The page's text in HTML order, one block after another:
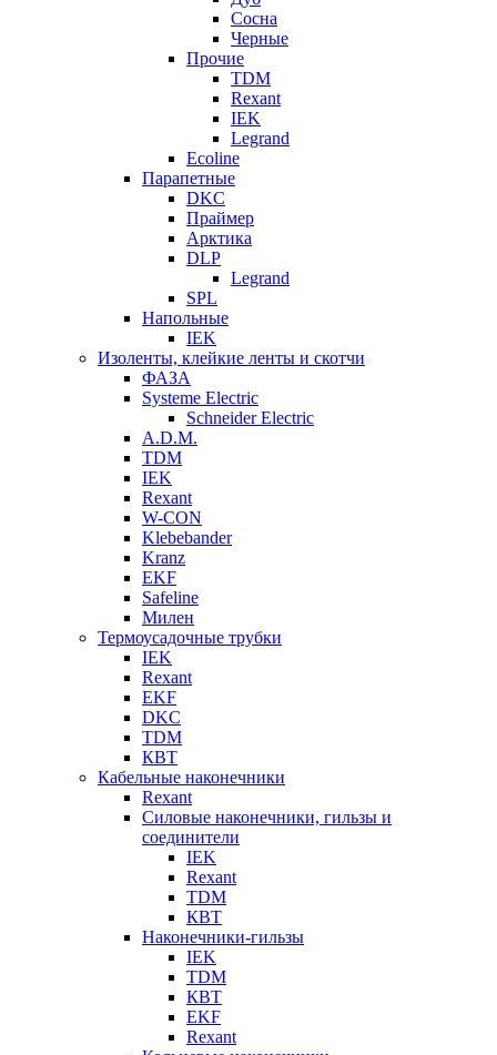
Сосна
Черные
Прочие
TDM
Rexant
IEK
Legrand
Ecoline
Парапетные
DKC
Праймер
Арктика
DLP
Legrand
SPL
Напольные
IEK
Изоленты, клейкие ленты и скотчи
ФАЗА
Systeme Electric
Schneider Electric
A.D.M.
TDM
IEK
Rexant
W-CON
Klebebander
Kranz
EKF
Safeline
Милен
Термоусадочные трубки
IEK
Rexant
EKF
DKC
TDM
КВТ
Кабельные наконечники
Rexant
Силовые наконечники, гильзы и
соединители
IEK
Rexant
TDM
КВТ
Наконечники-гильзы
IEK
TDM
КВТ
EKF
Rexant